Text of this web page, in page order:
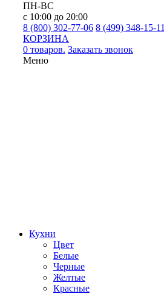
ПН-ВС
с 10:00 до 20:00
8 (800) 302-77-06 8 (499) 348-15-11
КОРЗИНА
0 товаров. Заказать звонок
Меню
Кухни
Цвет
Белые
Черные
Желтые
Красные